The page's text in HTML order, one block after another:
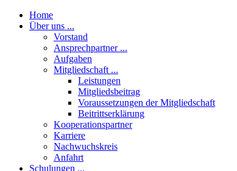
Home
Über uns ...
Vorstand
Ansprechpartner ...
Aufgaben
Mitgliedschaft ...
Leistungen
Mitgliedsbeitrag
Voraussetzungen der Mitgliedschaft
Beitrittserklärung
Kooperationspartner
Karriere
Nachwuchskreis
Anfahrt
Schulungen ...